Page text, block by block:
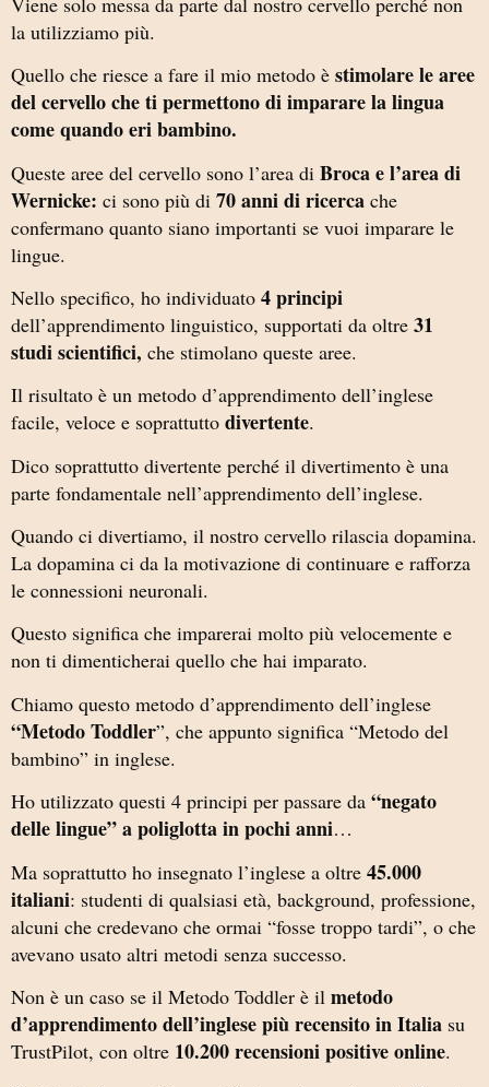
la utilizziamo più.
Quello che riesce a fare il mio metodo è stimolare le aree
del cervello che ti permettono di imparare la lingua
come quando eri bambino.
Queste aree del cervello sono l’area di Broca e l’area di
Wernicke: ci sono più di 70 anni di ricerca che
confermano quanto siano importanti se vuoi imparare le
lingue.
Nello specifico, ho individuato 4 principi
dell’apprendimento linguistico, supportati da oltre 31
studi scientifici, che stimolano queste aree.
Il risultato è un metodo d’apprendimento dell’inglese
facile, veloce e soprattutto divertente.
Dico soprattutto divertente perché il divertimento è una
parte fondamentale nell’apprendimento dell’inglese.
Quando ci divertiamo, il nostro cervello rilascia dopamina.
La dopamina ci da la motivazione di continuare e rafforza
le connessioni neuronali.
Questo significa che imparerai molto più velocemente e
non ti dimenticherai quello che hai imparato.
Chiamo questo metodo d’apprendimento dell’inglese
“Metodo Toddler”, che appunto significa “Metodo del
bambino” in inglese.
Ho utilizzato questi 4 principi per passare da “negato
delle lingue” a poliglotta in pochi anni…
Ma soprattutto ho insegnato l’inglese a oltre 45.000
italiani: studenti di qualsiasi età, background, professione,
alcuni che credevano che ormai “fosse troppo tardi”, o che
avevano usato altri metodi senza successo.
Non è un caso se il Metodo Toddler è il metodo
d’apprendimento dell’inglese più recensito in Italia su
TrustPilot, con oltre 10.200 recensioni positive online.